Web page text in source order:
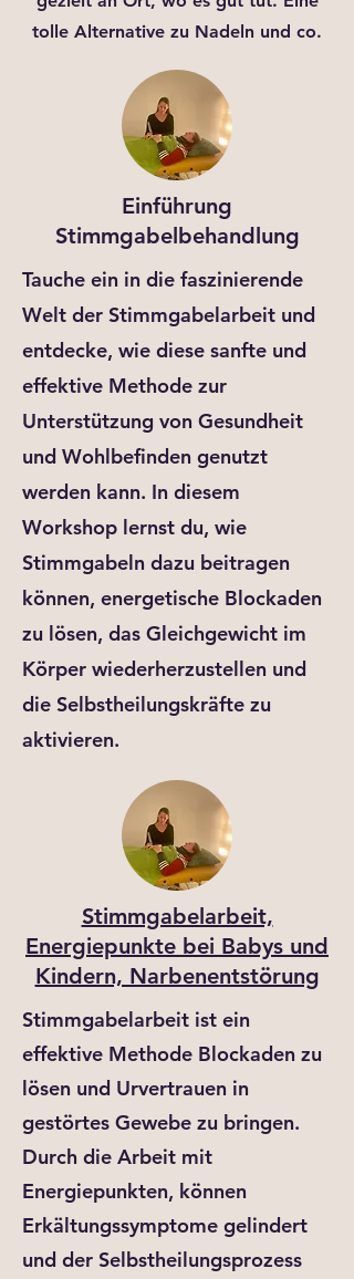
tolle Alternative zu Nadeln und co.
Einführung
Stimmgabelbehandlung
Tauche ein in die faszinierende
Welt der Stimmgabelarbeit und
entdecke, wie diese sanfte und
effektive Methode zur
Unterstützung von Gesundheit
und Wohlbefinden genutzt
werden kann. In diesem
Workshop lernst du, wie
Stimmgabeln dazu beitragen
können, energetische Blockaden
zu lösen, das Gleichgewicht im
Körper wiederherzustellen und
die Selbstheilungskräfte zu
aktivieren.
Stimmgabelarbeit,
Energiepunkte bei Babys und
Kindern, Narbenentstörung
Stimmgabelarbeit ist ein
effektive Methode Blockaden zu
lösen und Urvertrauen in
gestörtes Gewebe zu bringen.
Durch die Arbeit mit
Energiepunkten, können
Erkältungssymptome gelindert
und der Selbstheilungsprozess